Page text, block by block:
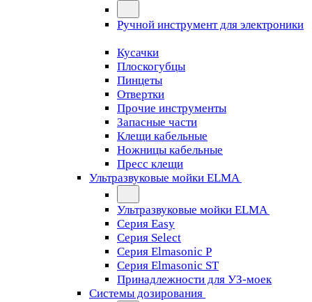
Ручной инструмент для электроники
Кусачки
Плоскогубцы
Пинцеты
Отвертки
Прочие инструменты
Запасные части
Клещи кабельные
Ножницы кабельные
Пресс клещи
Ультразвуковые мойки ELMA
Ультразвуковые мойки ELMA
Серия Easy
Серия Select
Серия Elmasonic P
Серия Elmasonic ST
Принадлежности для УЗ-моек
Системы дозирования